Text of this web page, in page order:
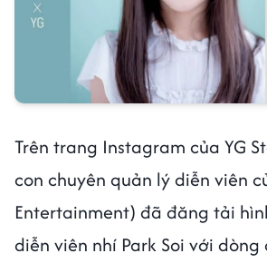
Trên trang Instagram của YG
con chuyên quản lý diễn viên
Entertainment) đã đăng tải
diễn viên nhí Park Soi với